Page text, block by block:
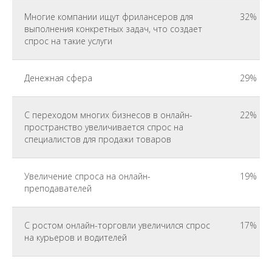
Многие компании ищут фрилансеров для
выполнения конкретных задач, что создает
спрос на такие услуги
32%
Денежная сфера 29%
С переходом многих бизнесов в онлайн-
пространство увеличивается спрос на
специалистов для продажи товаров
22%
Увеличение спроса на онлайн-
преподавателей
19%
С ростом онлайн-торговли увеличился спрос
на курьеров и водителей
17%